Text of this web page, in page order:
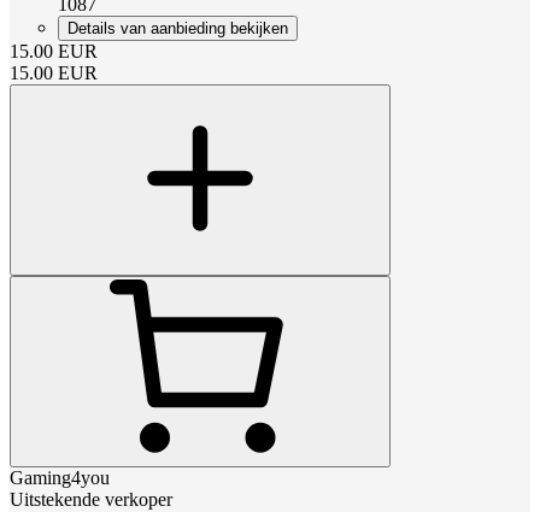
1087
Details van aanbieding bekijken
15.00 EUR
15.00 EUR
Gaming4you
Uitstekende verkoper